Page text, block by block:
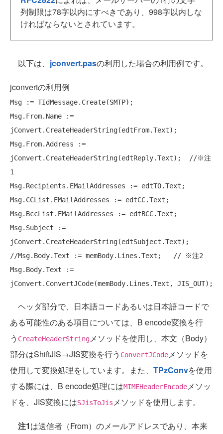
列制限は78字以内にすべきであり、998字以内しな
ければならないとされています。
以下は、 jconvert.pasの利用した場合の利用例です。
jconvertの利用例
Msg := TIdMessage.Create(SMTP);
Msg.From.Name :=
jConvert.CreateHeaderString(edtFrom.Text);
Msg.From.Address :=
jConvert.CreateHeaderString(edtReply.Text);
//※注
1
Msg.Recipients.EMailAddresses := edtTO.Text;
Msg.CCList.EMailAddresses := edtCC.Text;
Msg.BccList.EMailAddresses := edtBCC.Text;
Msg.Subject :=
//Msg.Body.Text := memBody.Lines.Text;   // ※注2
Msg.Body.Text :=
ヘッダ部分で、日本語コードあるいは日本語コードで
ある可能性のある項目については、B encode変換を行
う CreateHeaderString メソッドを使用し、本文（Body）
部分はShiftJIS→JIS変換を行う ConvertJCode メソッドを
使用して変換処理をしています。また、 TPzConvを使用
する際には、B encode処理にはMIMEHeaderEncode メソッ
ドを、JIS変換にはSJisToJis メソッドを使用します。
注1は送信者（From）のメールアドレスであり、本来